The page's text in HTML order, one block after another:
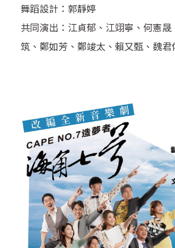
舞蹈設計：郭靜婷
共同演出：江貞郁、江翊寧、何憲
筑、鄭如芳、鄭竣太、賴又甄、魏君